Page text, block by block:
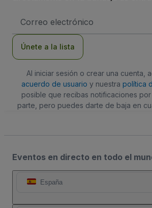
de
Únete a la lista
Al iniciar sesión o crear una cuenta,
acuerdo de usuario y nuestra política
posible que recibas notificaciones por
parte, pero puedes darte de baja en
Eventos en directo en todo el
España